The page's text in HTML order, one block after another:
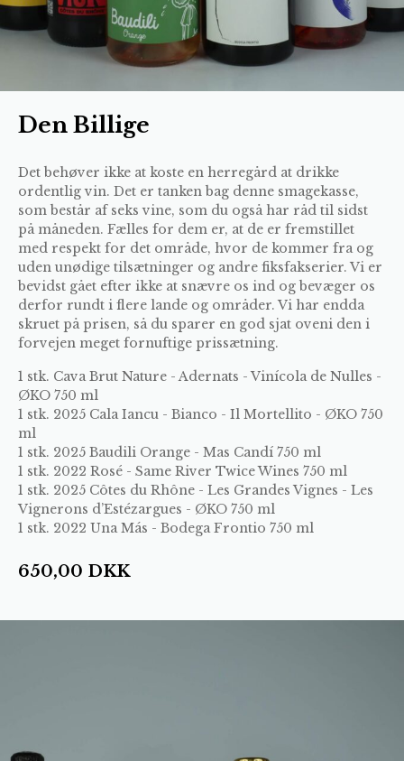
Den Billige
Det behøver ikke at koste en herregård at drikke
ordentlig vin. Det er tanken bag denne smagekasse,
som består af seks vine, som du også har råd til sidst
på måneden. Fælles for dem er, at de er fremstillet
med respekt for det område, hvor de kommer fra og
uden unødige tilsætninger og andre fiksfakserier. Vi er
bevidst gået efter ikke at snævre os ind og bevæger os
derfor rundt i flere lande og områder. Vi har endda
skruet på prisen, så du sparer en god sjat oveni den i
forvejen meget fornuftige prissætning.
1 stk. Cava Brut Nature - Adernats - Vinícola de Nulles -
ØKO 750 ml
1 stk. 2025 Cala Iancu - Bianco - Il Mortellito - ØKO 750
ml
1 stk. 2025 Baudili Orange - Mas Candí 750 ml
1 stk. 2022 Rosé - Same River Twice Wines 750 ml
1 stk. 2025 Côtes du Rhône - Les Grandes Vignes - Les
Vignerons d’Estézargues - ØKO 750 ml
1 stk. 2022 Una Más - Bodega Frontio 750 ml
650,00 DKK